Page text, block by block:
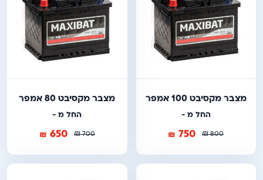
מצבר מקסיבט 100 אמפר
החל מ -
800
₪
750
₪
מצבר מקסיבט 80 אמפר
החל מ -
700
₪
650
₪